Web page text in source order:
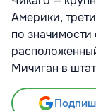
Америки,
по
Мичиган в